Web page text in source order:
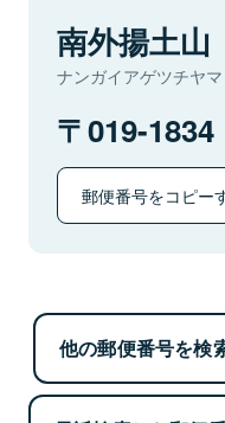
南外揚土山
ナンガイアゲツチヤマ
019-1834
郵便番号をコピー
他の郵便番号を検